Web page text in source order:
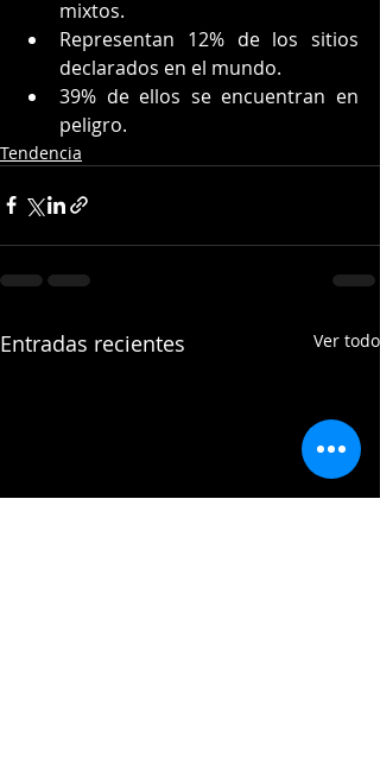
mixtos.
Representan 12% de los sitios
declarados en el mundo.
39% de ellos se encuentran en
peligro.
Tendencia
Entradas recientes Ver todo